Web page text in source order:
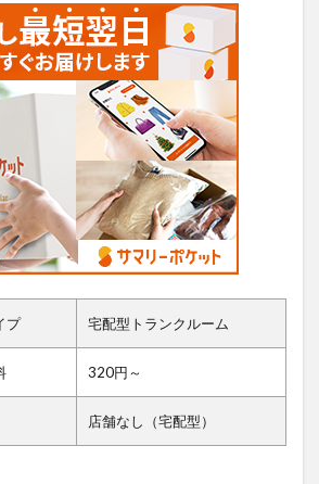
プ 宅配型トランクルーム
320円～
店舗なし（宅配型）